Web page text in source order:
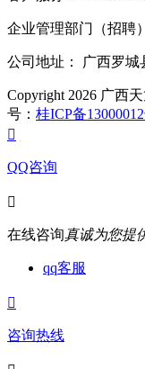
企业管理部门（招聘
公司地址： 广西罗城
Copyright 2026 广西
号： 桂ICP备

QQ咨询

在线咨询真诚为您提
qq客服

咨询热线